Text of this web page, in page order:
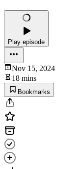
Play episode
Nov 15, 2024
18 mins
Bookmarks